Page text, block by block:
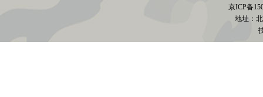
京ICP备
地址：